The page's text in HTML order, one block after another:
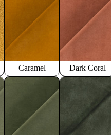
Caramel Dark Coral